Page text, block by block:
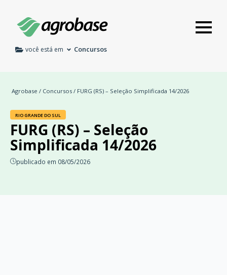
você está em Concursos
Agrobase / Concursos / FURG (RS) – Seleção Simplificada 14/2026
RIO GRANDE DO SUL
FURG (RS) – Seleção
Simplificada 14/2026
publicado em 08/05/2026